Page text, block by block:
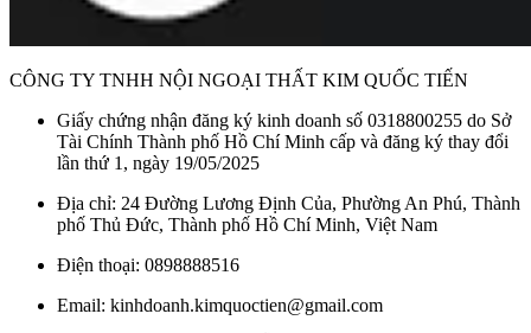
CÔNG TY TNHH NỘI NGOẠI THẤT KIM QUỐC TIẾN
Giấy chứng nhận đăng ký kinh doanh số 0318800255 do Sở
Tài Chính Thành phố Hồ Chí Minh cấp và đăng ký thay đổi
lần thứ 1, ngày 19/05/2025
Địa chỉ: 24 Đường Lương Định Của, Phường An Phú, Thành
phố Thủ Đức, Thành phố Hồ Chí Minh, Việt Nam
Điện thoại: 0898888516
Email: kinhdoanh.kimquoctien@gmail.com